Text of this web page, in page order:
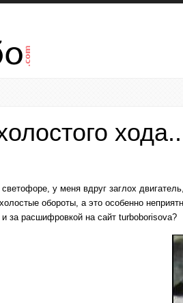
светофоре, у меня вдруг заглох
обороты, а это особенно
за расшифровкой на сайт turboborisova?